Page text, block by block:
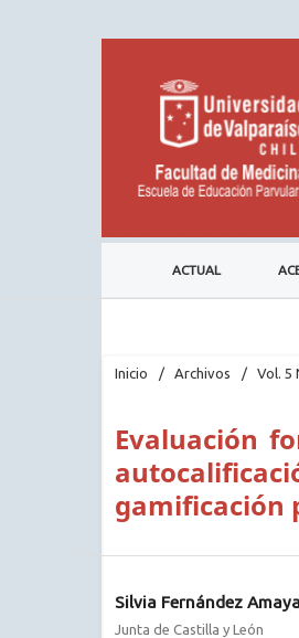
ACTUAL
Inicio / Archivos / Vol. 5
Evaluación
gamificación
Silvia Fernández
Junta de Castilla y León